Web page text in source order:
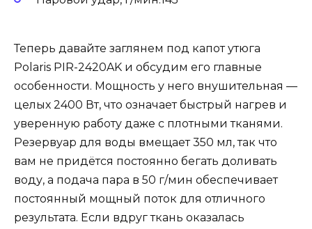
Теперь давайте заглянем под капот утюга
Polaris PIR-2420AK и обсудим его главные
особенности. Мощность у него внушительная —
целых 2400 Вт, что означает быстрый нагрев и
уверенную работу даже с плотными тканями.
Резервуар для воды вмещает 350 мл, так что
вам не придётся постоянно бегать доливать
воду, а подача пара в 50 г/мин обеспечивает
постоянный мощный поток для отличного
результата. Если вдруг ткань оказалась